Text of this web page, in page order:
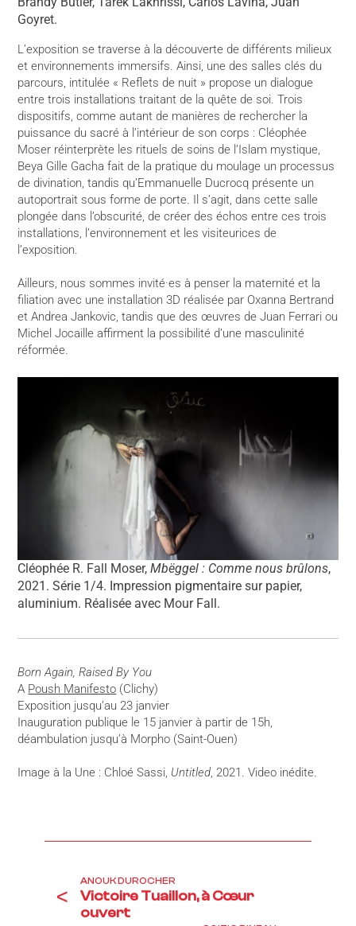
Goyret.
L’exposition se traverse à la découverte de différents milieux
et environnements immersifs. Ainsi, une des salles clés du
parcours, intitulée « Reflets de nuit » propose un dialogue
entre trois installations traitant de la quête de soi. Trois
dispositifs, comme autant de manières de rechercher la
puissance du sacré à l’intérieur de son corps : Cléophée
Moser réinterprète les rituels de soins de l’Islam mystique,
Beya Gille Gacha fait de la pratique du moulage un processus
de divination, tandis qu’Emmanuelle Ducrocq présente un
autoportrait sous forme de porte. Il s’agit, dans cette salle
plongée dans l’obscurité, de créer des échos entre ces trois
installations, l’environnement et les visiteurices de
l’exposition.
Ailleurs, nous sommes invité·es à penser la maternité et la
filiation avec une installation 3D réalisée par Oxanna Bertrand
et Andrea Jankovic, tandis que des œuvres de Juan Ferrari ou
Michel Jocaille affirment la possibilité d’une masculinité
réformée.
Cléophée R. Fall Moser,Mbëggel : Comme nous brûlons,
2021. Série 1/4. Impression pigmentaire sur papier,
aluminium. Réalisée avec Mour Fall.
Born Again, Raised By You
A Poush Manifesto (Clichy)
Exposition jusqu’au 23 janvier
Inauguration publique le 15 janvier à partir de 15h,
déambulation jusqu’à Morpho (Saint-Ouen)
Image à la Une : Chloé Sassi, Untitled, 2021. Video inédite.
<
ANOUK DUROCHER
Victoire Tuaillon, à ​​Cœur
ouvert